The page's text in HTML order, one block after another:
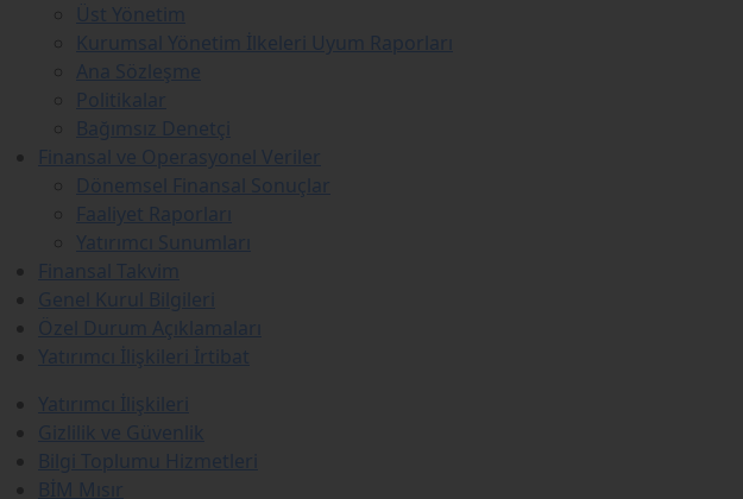
Üst Yönetim
Kurumsal Yönetim İlkeleri Uyum Raporları
Ana Sözleşme
Politikalar
Bağımsız Denetçi
Finansal ve Operasyonel Veriler
Dönemsel Finansal Sonuçlar
Faaliyet Raporları
Yatırımcı Sunumları
Finansal Takvim
Genel Kurul Bilgileri
Özel Durum Açıklamaları
Yatırımcı İlişkileri İrtibat
Yatırımcı İlişkileri
Gizlilik ve Güvenlik
Bilgi Toplumu Hizmetleri
BİM Mısır